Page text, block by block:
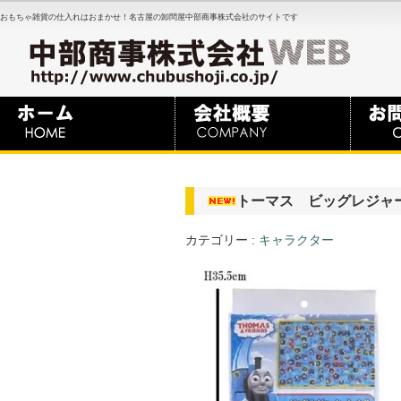
おもちゃ雑貨の仕入れはおまかせ！名古屋の卸問屋中部商事株式会社のサイトです
トーマス ビッグレジャ
カテゴリー : キャラクター